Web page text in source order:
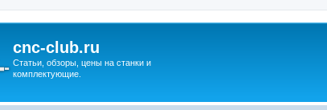
cnc-club.ru
Статьи, обзоры, цены на станки и
комплектующие.